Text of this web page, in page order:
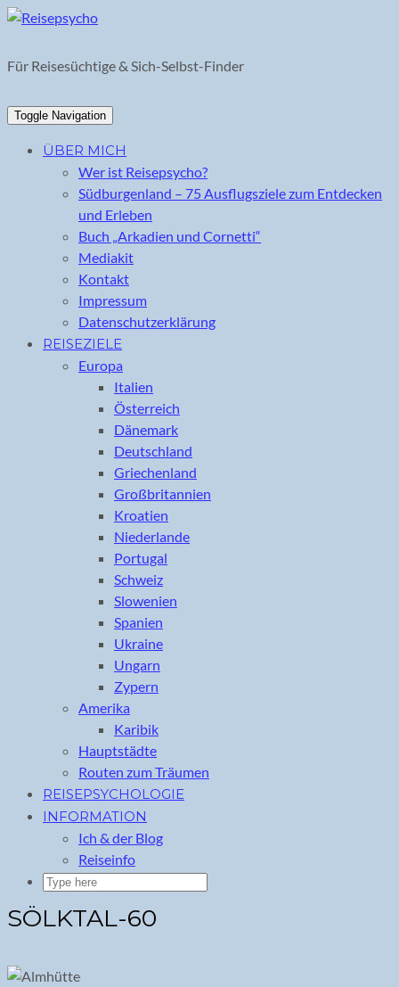
Skip
content
Für Reisesüchtige & Sich-Selbst-Finder
Toggle Navigation
ÜBER MICH
Wer ist Reisepsycho?
Südburgenland – 75 Ausflugsziele zum Entdecken
und Erleben
Buch „Arkadien und Cornetti“
Mediakit
Kontakt
Impressum
Datenschutzerklärung
REISEZIELE
Europa
Italien
Österreich
Dänemark
Deutschland
Griechenland
Großbritannien
Kroatien
Niederlande
Portugal
Schweiz
Slowenien
Spanien
Ukraine
Ungarn
Zypern
Amerika
Karibik
Hauptstädte
Routen zum Träumen
REISEPSYCHOLOGIE
INFORMATION
Ich & der Blog
Reiseinfo
SÖLKTAL-60